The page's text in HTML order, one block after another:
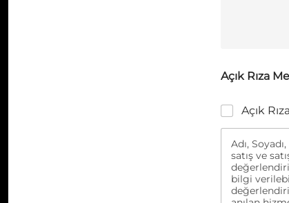
Açık Rıza
Açık
Adı,
satış ve
bilgi